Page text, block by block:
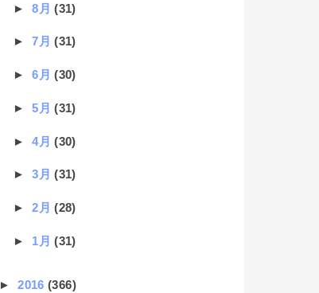
►8月(31)
►7月(31)
►6月(30)
►5月(31)
►4月(30)
►3月(31)
►2月(28)
► 1月(31)
►2016(366)